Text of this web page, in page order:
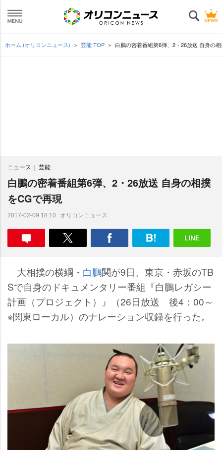
ホーム (オリコンニュース) 芸能 TOP 白鵬の密着番組第6弾、2・26放送 自身の
ニュース 芸能
白鵬の密着番組第6弾、2・26放送 自身の相撲
をCGで再現
2017-02-09 18:10 オリコンニュース
大相撲の横綱・ 白鵬関が9日、東京・赤坂のTB
Sで自身のドキュメンタリー番組『白鵬レガシー
計画（プロジェクト）』（26日放送 後4：00～
※関東ローカル）のナレーション収録を行った。